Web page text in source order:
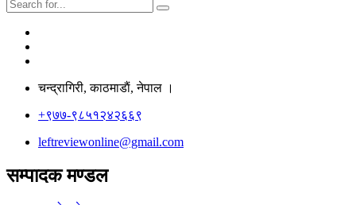
चन्द्रागिरी, काठमाडाैं, नेपाल ।
+९७७-९८५१२४२६६९
leftreviewonline@gmail.com
सम्पादक मण्डल